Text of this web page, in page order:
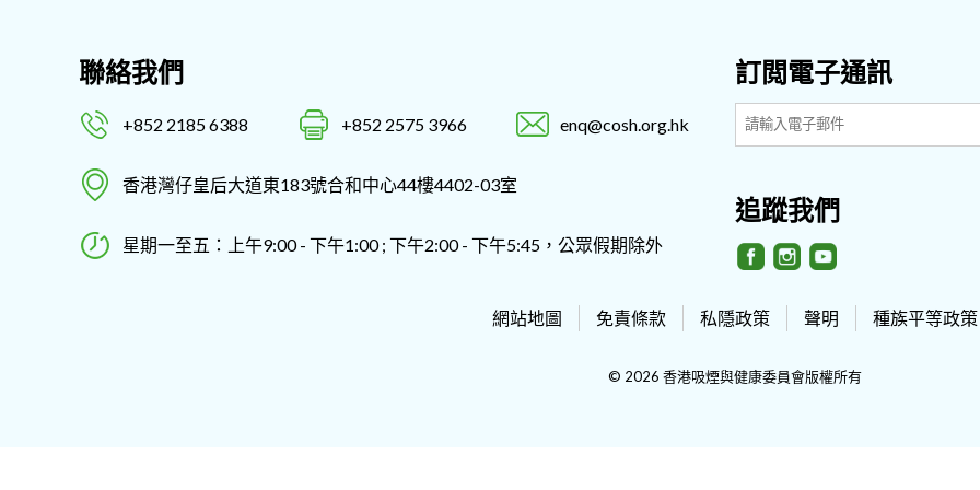
聯絡我們
+852 2185 6388 +852 2575 3966 enq@cosh.org.hk
香港灣仔皇后大道東183號合和中心44樓4402-03室
星期一至五：上午9:00 - 下午1:00 ; 下午2:00 - 下午5:45，公眾假期除外
訂閲電子通訊
追蹤我們
網站地圖 免責條款 私隱政策 聲明 種族平等政策
© 2026 香港吸煙與健康委員會版權所有